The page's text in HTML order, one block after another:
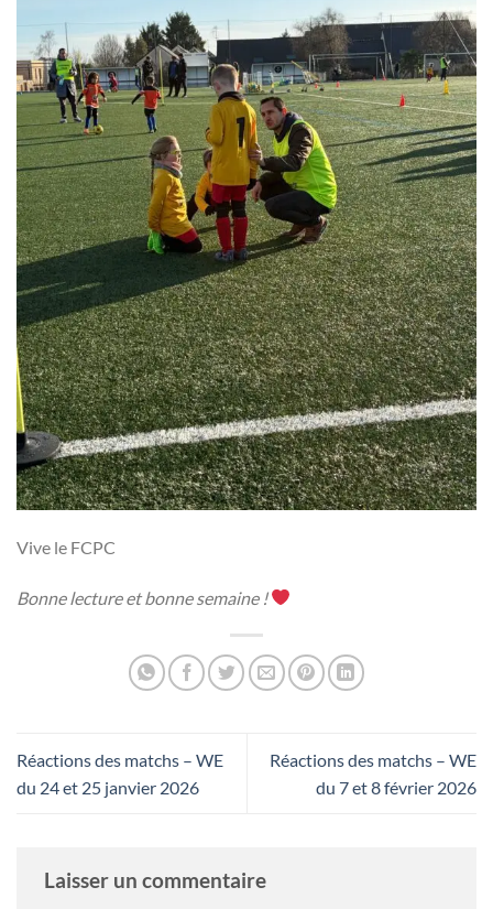
Vive le FCPC
Bonne lecture et bonne semaine !
Réactions des matchs – WE
du 24 et 25 janvier 2026
Réactions des matchs – WE
du 7 et 8 février 2026
Laisser un commentaire